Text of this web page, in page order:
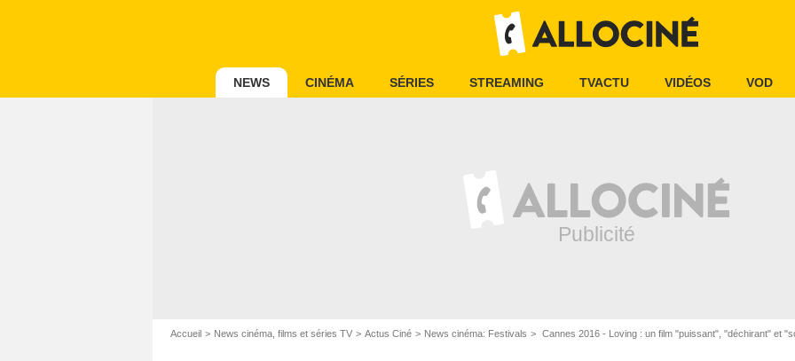
NEWS CINÉMA SÉRIES STREAMING TVACTU VIDÉOS VOD
Accueil News cinéma, films et séries TV Actus Ciné News cinéma: Festivals Cannes 2016 - Loving : un film "puissant", "déchirant" et